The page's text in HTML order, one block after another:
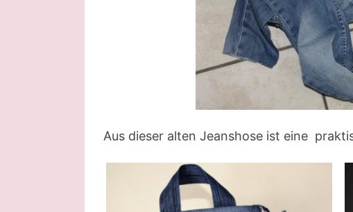
Aus dieser alten Jeanshose ist eine